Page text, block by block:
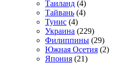
Таиланд (4)
Тайвань (4)
Тунис (4)
Украина (229)
Филиппины (29)
Южная Осетия (2)
Япония (21)